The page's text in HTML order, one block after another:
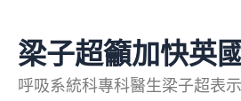
梁子超籲加快英
呼吸系統科專科醫生梁子超表